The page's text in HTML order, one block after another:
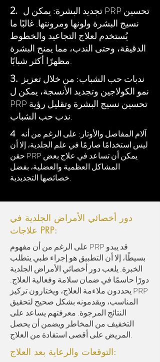
​2.
نسيج البشرة ولونها ومرونتها. غالبًا ما
يُستخدم لعلاج التجاعيد والخطوط
الدقيقة، وحتى الندب، مما يمنح البشرة
مظهرًا أكثر شبابًا.
3. ندبات حب الشباب: من خلال تعزيز
نمو الكولاجين وتجديد الأنسجة، يمكن ل
PRP تحسين نسيج البشرة وتقليل رؤية
ندب حب الشباب.
4
ليس استخدامًا صارمًا في علم الجلدية، إلا أن
حقن PRP يمكن أن تساعد في علاج بعض
المشاكل العظمية والعضلية، بفضل
خصائصها التجديدية.
دور أخصائي الأمراض الجلدية في
علاجات PRP:
على الرغم من أن مفهوم PRP قد يبدو
بسيطًا، إلا أن التطبيق هو إجراء طبي يتطلب
الخبرة. يلعب دور أخصائي الأمراض الجلدية
دورًا حاسمًا في ضمان سلامة وفعالية العلاج.
يحددون ملاءمة العلاج، ويختارون تركيز PRP
المناسب، ويقدمونه بشكل صحيح لتحقيق
النتائج المرجوة. معرفتهم يساعد على
التخفيف من المخاطر ويضمن أن يحصل
المريض على أقصى استفادة من العلاج.
التوقعات والرعاية بعد العلاج: